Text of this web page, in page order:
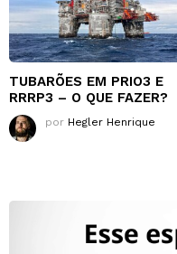
TUBARÕES EM PRIO3 E
RRRP3 – O QUE FAZER?
por Hegler Henrique